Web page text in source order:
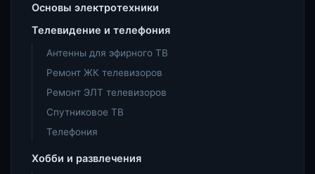
Основы электротехники
Телевидение и телефония
Антенны для эфирного ТВ
Ремонт ЖК телевизоров
Ремонт ЭЛТ телевизоров
Спутниковое ТВ
Телефония
Хобби и развлечения